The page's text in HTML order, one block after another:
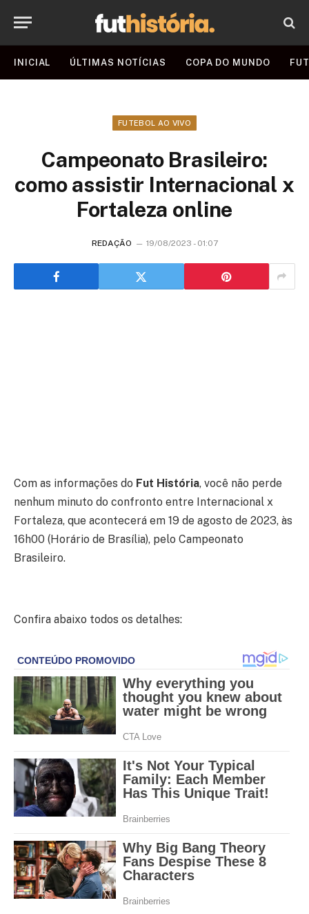
INICIAL ÚLTIMAS NOTÍCIAS COPA DO MUNDO
FUTEBOL AO VIVO
Campeonato Brasileiro:
como assistir Internacional x
Fortaleza online
REDAÇÃO 19/08/2023 - 01:07
Com as informações do Fut História, você não perde
nenhum minuto do confronto entre Internacional x
Fortaleza, que acontecerá em 19 de agosto de 2023, às
16h00 (Horário de Brasília), pelo Campeonato
Brasileiro.
Confira abaixo todos os detalhes: